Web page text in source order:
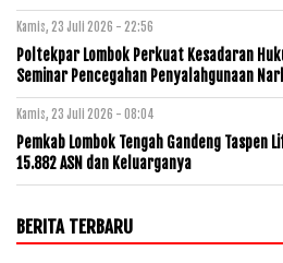
Kamis, 23 Juli 2026 - 22:56
Poltekpar Lombok Perkuat Kesadaran
Seminar Pencegahan Penyalahgunaan
Kamis, 23 Juli 2026 - 08:04
Pemkab Lombok Tengah Gandeng
15.882 ASN dan Keluarganya
BERITA TERBARU